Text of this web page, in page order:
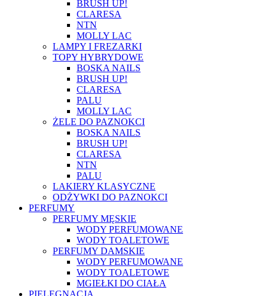
BRUSH UP!
CLARESA
NTN
MOLLY LAC
LAMPY I FREZARKI
TOPY HYBRYDOWE
BOSKA NAILS
BRUSH UP!
CLARESA
PALU
MOLLY LAC
ŻELE DO PAZNOKCI
BOSKA NAILS
BRUSH UP!
CLARESA
NTN
PALU
LAKIERY KLASYCZNE
ODŻYWKI DO PAZNOKCI
PERFUMY
PERFUMY MĘSKIE
WODY PERFUMOWANE
WODY TOALETOWE
PERFUMY DAMSKIE
WODY PERFUMOWANE
WODY TOALETOWE
MGIEŁKI DO CIAŁA
PIELĘGNACJA